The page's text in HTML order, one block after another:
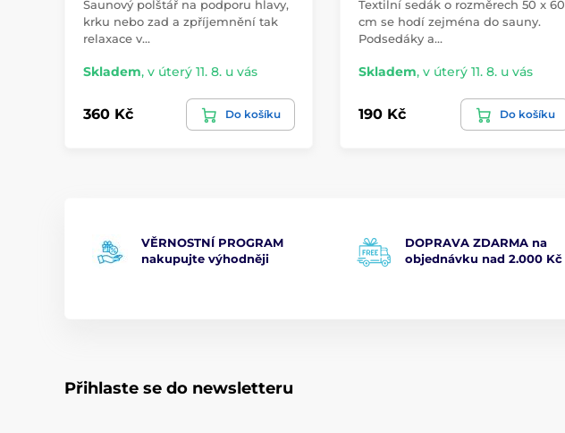
Saunový polštář na podporu hlavy,
krku nebo zad a zpříjemnění tak
relaxace v…
Skladem, v úterý 11. 8. u vás
360 Kč Do košíku
Textilní sedák o rozměrech 50 x 60
cm se hodí zejména do sauny.
Podsedáky a…
Skladem, v úterý 11. 8. u vás
190 Kč Do košíku
VĚRNOSTNÍ PROGRAM
nakupujte výhodněji
DOPRAVA ZDARMA na
objednávku nad 2.000 Kč
Přihlaste se do newsletteru